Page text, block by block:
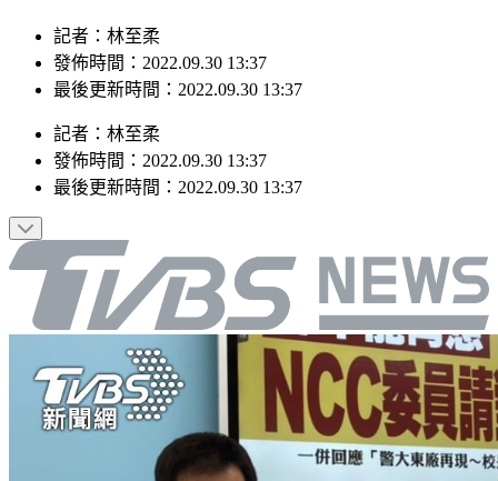
記者：林至柔
發佈時間：2022.09.30 13:37
最後更新時間：2022.09.30 13:37
記者 ： 林至柔
發佈時間： 2022.09.30 13:37
最後更新時間： 2022.09.30 13:37